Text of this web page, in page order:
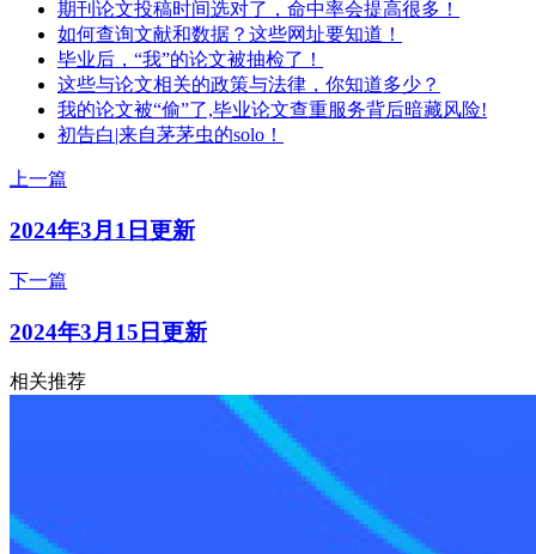
期刊论文投稿时间选对了，命中率会提高很多！
如何查询文献和数据？这些网址要知道！
毕业后，“我”的论文被抽检了！
这些与论文相关的政策与法律，你知道多少？
我的论文被“偷”了,毕业论文查重服务背后暗藏风险!
初告白|来自茅茅虫的solo！
上一篇
2024年3月1日更新
下一篇
2024年3月15日更新
相关推荐